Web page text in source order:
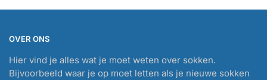
OVER ONS
Hier vind je alles wat je moet weten over sokken.
Bijvoorbeeld waar je op moet letten als je nieuwe sokken